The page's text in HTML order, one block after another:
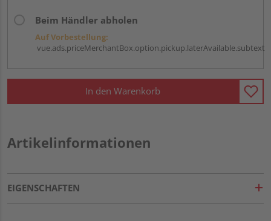
Beim Händler abholen
Auf Vorbestellung:
vue.ads.priceMerchantBox.option.pickup.laterAvailable.subtext
In den Warenkorb
Artikelinformationen
EIGENSCHAFTEN